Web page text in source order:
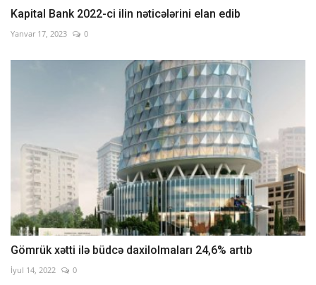
Kapital Bank 2022-ci ilin nəticələrini elan edib
Yanvar 17, 2023 0
Gömrük xətti ilə büdcə daxilolmaları 24,6% artıb
İyul 14, 2022 0